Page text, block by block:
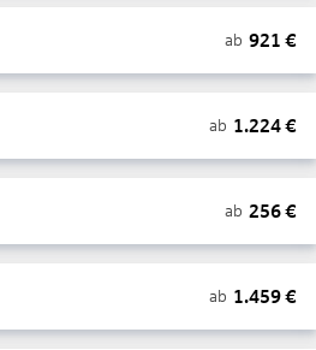
ab 921 €
ab 1.224€
ab 256€
ab 1.459€